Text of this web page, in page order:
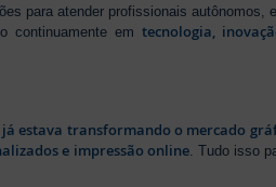
para atender profissionais autônomos,
continuamente em tecnologia,
estava transformando o mercado
e impressão online. Tudo isso